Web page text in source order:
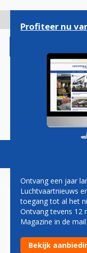
gaan
Magazine
ROOK
TOESTEL
Profiteer nu
Ontvang een jaar
Luchtvaartnieuws
toegang tot al het
Ontvang tevens 12
Magazine in de
Bekijk